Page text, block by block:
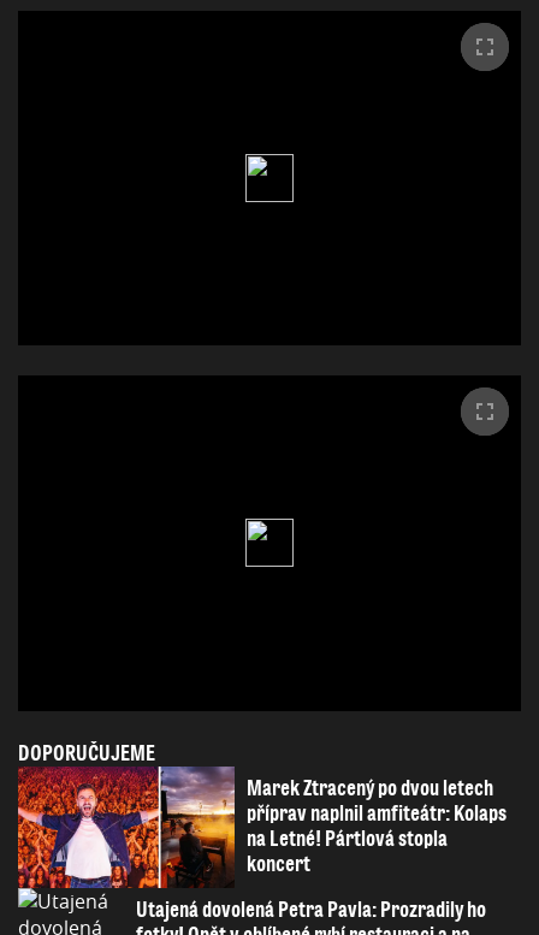
DOPORUČUJEME
Marek Ztracený po dvou letech
příprav naplnil amfiteátr: Kolaps
na Letné! Pártlová stopla
koncert
Utajená dovolená Petra Pavla: Prozradily ho